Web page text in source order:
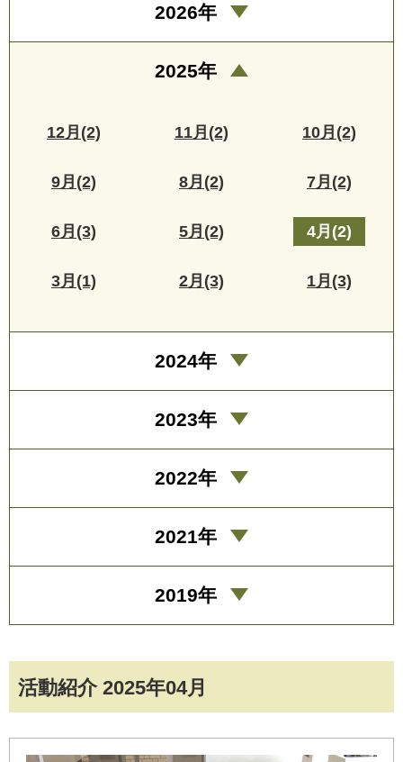
活動紹介 2025年04月
2026年
2025年
12月(2) 11月(2) 10月(2)
9月(2) 8月(2) 7月(2)
6月(3) 5月(2) 4月(2)
3月(1) 2月(3) 1月(3)
2024年
2023年
2022年
2021年
2019年